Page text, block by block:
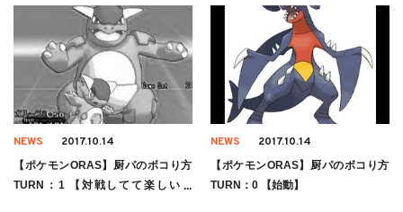
NEWS 2017.10.14
【ポケモンORAS】厨パのボコり方
TURN：1 【対戦してて楽しいと
NEWS 2017.10.14
【ポケモンORAS】厨パのボコり方
TURN：0 【始動】